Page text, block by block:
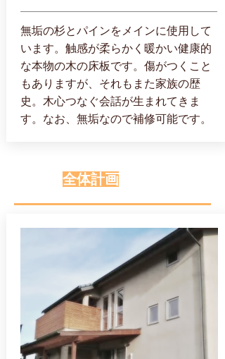
無垢の杉とパインをメインに使用して
います。触感が柔らかく暖かい健康的
な本物の木の床板です。傷がつくこと
もありますが、それもまた家族の歴
史。木心つなぐ会話が生まれてきま
す。なお、無垢なので補修可能です。
全体計画